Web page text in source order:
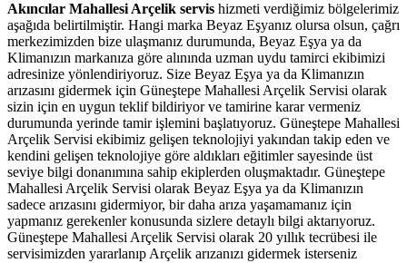
Akıncılar Mahallesi Arçelik servis hizmeti verdiğimiz bölgelerimiz
aşağıda belirtilmiştir. Hangi marka Beyaz Eşyanız olursa olsun, çağrı
merkezimizden bize ulaşmanız durumunda, Beyaz Eşya ya da
Klimanızın markanıza göre alınında uzman uydu tamirci ekibimizi
adresinize yönlendiriyoruz. Size Beyaz Eşya ya da Klimanızın
arızasını gidermek için Güneştepe Mahallesi Arçelik Servisi olarak
sizin için en uygun teklif bildiriyor ve tamirine karar vermeniz
durumunda yerinde tamir işlemini başlatıyoruz. Güneştepe Mahallesi
Arçelik Servisi ekibimiz gelişen teknolojiyi yakından takip eden ve
kendini gelişen teknolojiye göre aldıkları eğitimler sayesinde üst
seviye bilgi donanımına sahip ekiplerden oluşmaktadır. Güneştepe
Mahallesi Arçelik Servisi olarak Beyaz Eşya ya da Klimanızın
sadece arızasını gidermiyor, bir daha arıza yaşamamanız için
yapmanız gerekenler konusunda sizlere detaylı bilgi aktarıyoruz.
Güneştepe Mahallesi Arçelik Servisi olarak 20 yıllık tecrübesi ile
servisimizden yararlanıp Arçelik arızanızı gidermek isterseniz